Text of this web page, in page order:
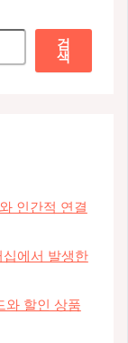
검
색
인간적 연결
에서 발생한
와 할인 상품